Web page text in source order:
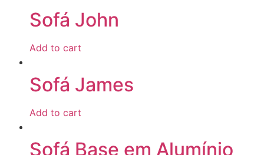
Sofá John
Add to cart
Sofá James
Add to cart
Sofá Base em Alumínio